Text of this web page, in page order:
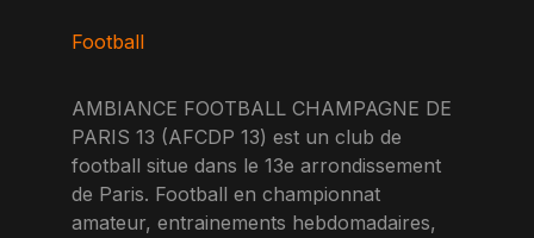
Football
AMBIANCE FOOTBALL CHAMPAGNE DE
PARIS 13 (AFCDP 13) est un club de
football situe dans le 13e arrondissement
de Paris. Football en championnat
amateur, entrainements hebdomadaires,